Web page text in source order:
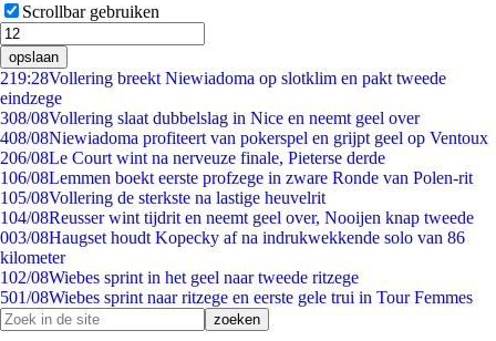
Scrollbar gebruiken
opslaan
219:28Vollering breekt Niewiadoma op slotklim en pakt tweede
eindzege
308/08Vollering slaat dubbelslag in Nice en neemt geel over
408/08Niewiadoma profiteert van pokerspel en grijpt geel op Ventoux
206/08Le Court wint na nerveuze finale, Pieterse derde
106/08Lemmen boekt eerste profzege in zware Ronde van Polen-rit
105/08Vollering de sterkste na lastige heuvelrit
104/08Reusser wint tijdrit en neemt geel over, Nooijen knap tweede
003/08Haugset houdt Kopecky af na indrukwekkende solo van 86
kilometer
102/08Wiebes sprint in het geel naar tweede ritzege
501/08Wiebes sprint naar ritzege en eerste gele trui in Tour Femmes